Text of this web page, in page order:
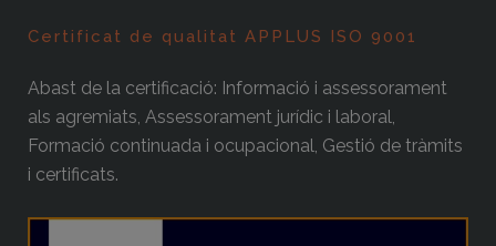
Certificat de qualitat APPLUS ISO 9001
Abast de la certificació: Informació i assessorament
als agremiats, Assessorament jurídic i laboral,
Formació continuada i ocupacional, Gestió de tràmits
i certificats.